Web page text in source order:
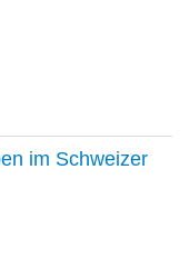
im Schweizer